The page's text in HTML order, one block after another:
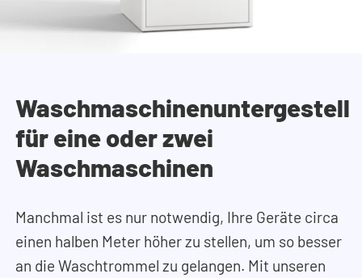
Waschmaschinenuntergestell
für eine oder zwei
Waschmaschinen
Manchmal ist es nur notwendig, Ihre Geräte circa
einen halben Meter höher zu stellen, um so besser
an die Waschtrommel zu gelangen. Mit unseren